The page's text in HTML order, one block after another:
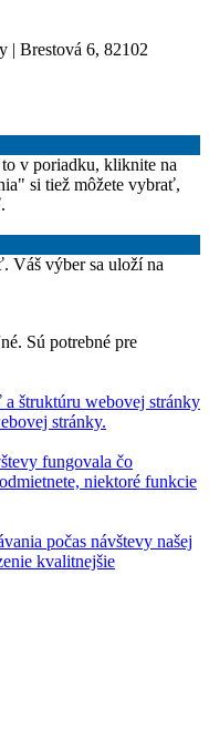
| Brestová 6, 82102
v poriadku, kliknite na
si tiež môžete vybrať,
Váš výber sa uloží na
Sú potrebné pre
štruktúru webovej stránky
stránky.
fungovala čo
niektoré funkcie
počas návštevy našej
kvalitnejšie